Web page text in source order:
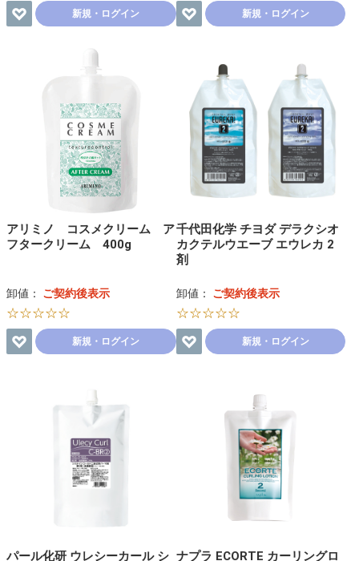
新規・ログイン 新規・ログイン
アリミノ コスメクリーム ア
フタークリーム 400g
卸値： ご契約後表示
☆☆☆☆☆
新規・ログイン
千代田化学 チヨダ デラクシオ
カクテルウエーブ エウレカ 2
剤
卸値： ご契約後表示
☆☆☆☆☆
新規・ログイン
パール化研 ウレシーカール シ ナプラ ECORTE カーリングロ